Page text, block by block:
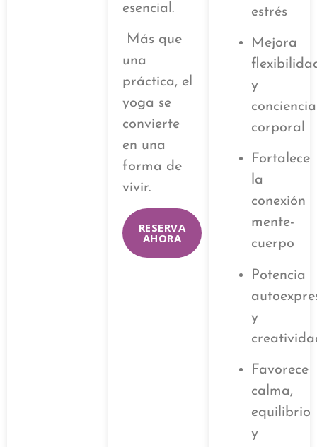
esencial.
Más que
una
práctica, el
yoga se
convierte
en una
forma de
vivir.
RESERVA
AHORA
estrés
Mejora
y
conciencia
corporal
Fortalece
la
conexión
mente-
cuerpo
Potencia
y
Favorece
calma,
equilibrio
y